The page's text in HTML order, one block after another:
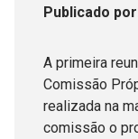
Publicado por
A primeira
Comissão
realizada na
comissão o